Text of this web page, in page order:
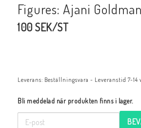
Figures: Ajani
100 SEK/ST
Leverans: Beställningsvara - Leveranstid 7-14
Bli meddelad när produkten finns i lager.